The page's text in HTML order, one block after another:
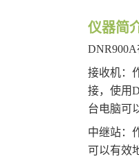
仪器简
接收机：
接，使用
台电脑可
中继站：
可以有效